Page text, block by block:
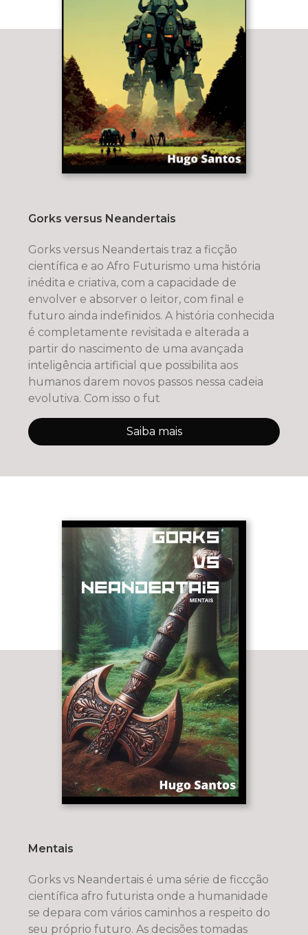
Gorks versus Neandertais
Gorks versus Neandertais traz a ficção
científica e ao Afro Futurismo uma história
inédita e criativa, com a capacidade de
envolver e absorver o leitor, com final e
futuro ainda indefinidos. A história conhecida
é completamente revisitada e alterada a
partir do nascimento de uma avançada
inteligência artificial que possibilita aos
humanos darem novos passos nessa cadeia
evolutiva. Com isso o fut
Saiba mais
Mentais
Gorks vs Neandertais é uma série de ficcção
científica afro futurista onde a humanidade
se depara com vários caminhos a respeito do
seu próprio futuro. As decisões tomadas